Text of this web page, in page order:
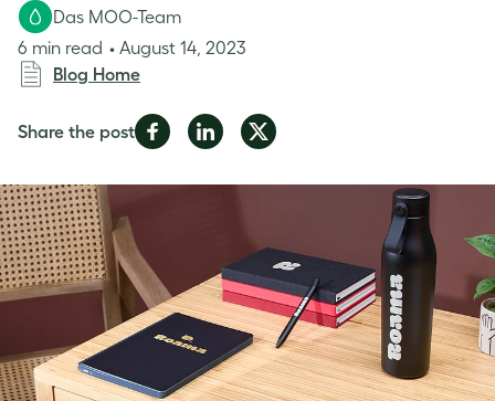
Das MOO-Team
6 min read
August 14, 2023
Blog Home
Share the postShare
Facebook
Share
LinkedIn
Share
Twitter